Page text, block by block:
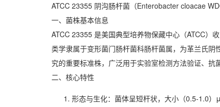
ATCC 23355 阴沟肠杆菌（Enterobacter cloacae
一、菌株基本信息
ATCC 23355 是美国典型培养物保藏中心（ATCC）
类学隶属于变形菌门肠杆菌科肠杆菌属，为革兰氏
究的重要标准株，广泛用于实验室检测方法验证、抗
二、核心特性
形态与生化：菌体呈短杆状，大小（0.5-1.0